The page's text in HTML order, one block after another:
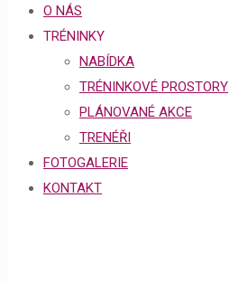
O NÁS
TRÉNINKY
NABÍDKA
TRÉNINKOVÉ PROSTORY
PLÁNOVANÉ AKCE
TRENÉŘI
FOTOGALERIE
KONTAKT